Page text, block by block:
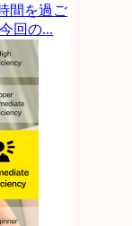
間を過ご
回の...